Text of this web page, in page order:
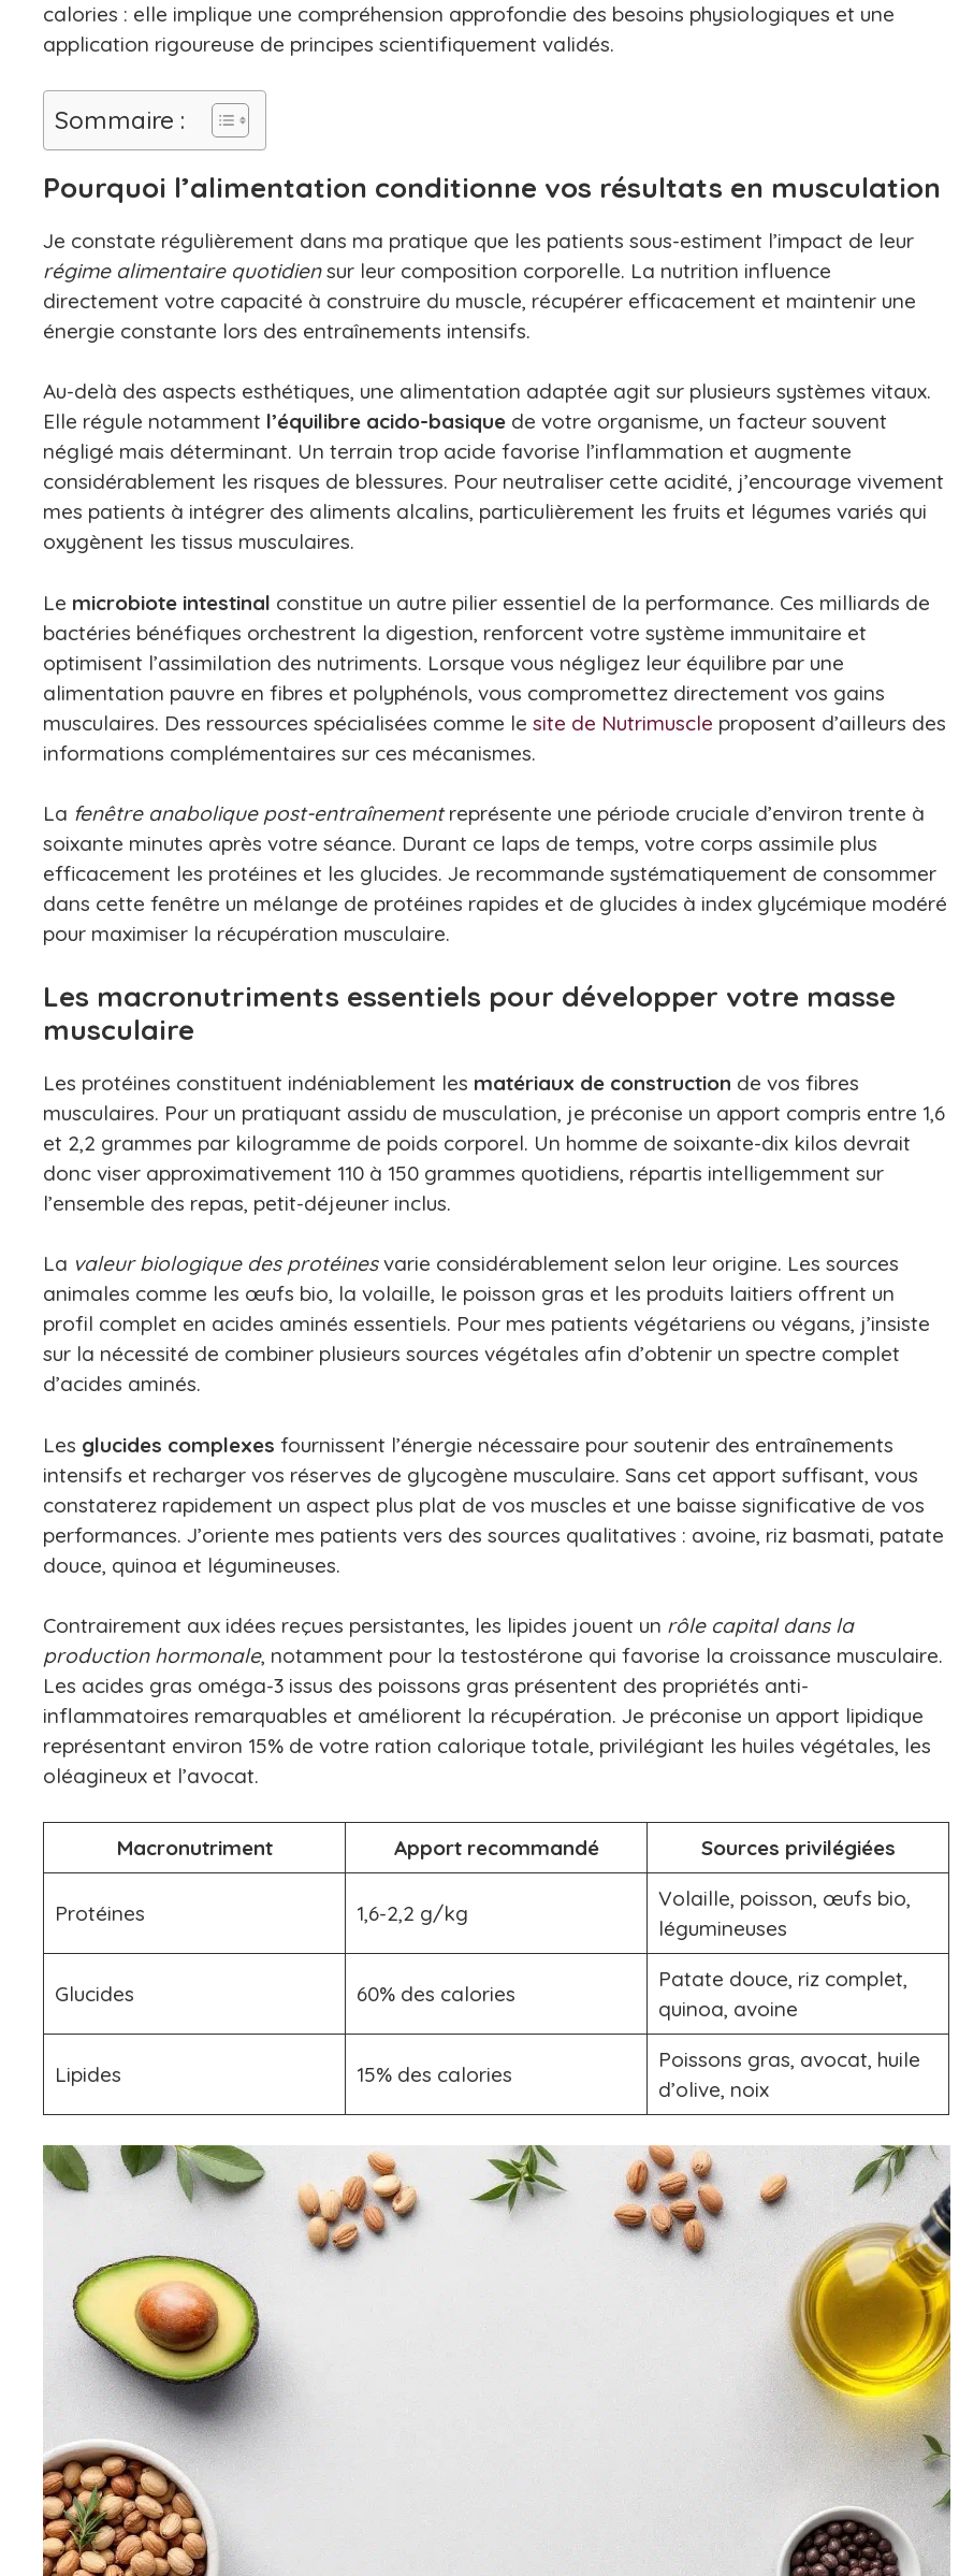
calories : elle implique une compréhension approfondie des besoins physiologiques et une
application rigoureuse de principes scientifiquement validés.
Sommaire :
Pourquoi l’alimentation conditionne vos résultats en musculation
Je constate régulièrement dans ma pratique que les patients sous-estiment l’impact de leur
régime alimentaire quotidiensur leur composition corporelle. La nutrition influence
directement votre capacité à construire du muscle, récupérer efficacement et maintenir une
énergie constante lors des entraînements intensifs.
Au-delà des aspects esthétiques, une alimentation adaptée agit sur plusieurs systèmes vitaux.
Elle régule notamment l’équilibre acido-basique de votre organisme, un facteur souvent
négligé mais déterminant. Un terrain trop acide favorise l’inflammation et augmente
considérablement les risques de blessures. Pour neutraliser cette acidité, j’encourage vivement
mes patients à intégrer des aliments alcalins, particulièrement les fruits et légumes variés qui
oxygènent les tissus musculaires.
Le microbiote intestinal constitue un autre pilier essentiel de la performance. Ces milliards de
bactéries bénéfiques orchestrent la digestion, renforcent votre système immunitaire et
optimisent l’assimilation des nutriments. Lorsque vous négligez leur équilibre par une
alimentation pauvre en fibres et polyphénols, vous compromettez directement vos gains
musculaires. Des ressources spécialisées comme le site de Nutrimuscle proposent d’ailleurs des
informations complémentaires sur ces mécanismes.
La fenêtre anabolique post-entraînementreprésente une période cruciale d’environ trente à
soixante minutes après votre séance. Durant ce laps de temps, votre corps assimile plus
efficacement les protéines et les glucides. Je recommande systématiquement de consommer
dans cette fenêtre un mélange de protéines rapides et de glucides à index glycémique modéré
pour maximiser la récupération musculaire.
Les macronutriments essentiels pour développer votre masse
musculaire
Les protéines constituent indéniablement les matériaux de construction de vos fibres
musculaires. Pour un pratiquant assidu de musculation, je préconise un apport compris entre 1,6
et 2,2 grammes par kilogramme de poids corporel. Un homme de soixante-dix kilos devrait
donc viser approximativement 110 à 150 grammes quotidiens, répartis intelligemment sur
l’ensemble des repas, petit-déjeuner inclus.
La valeur biologique des protéinesvarie considérablement selon leur origine. Les sources
animales comme les œufs bio, la volaille, le poisson gras et les produits laitiers offrent un
profil complet en acides aminés essentiels. Pour mes patients végétariens ou végans, j’insiste
sur la nécessité de combiner plusieurs sources végétales afin d’obtenir un spectre complet
d’acides aminés.
Les glucides complexes fournissent l’énergie nécessaire pour soutenir des entraînements
intensifs et recharger vos réserves de glycogène musculaire. Sans cet apport suffisant, vous
constaterez rapidement un aspect plus plat de vos muscles et une baisse significative de vos
performances. J’oriente mes patients vers des sources qualitatives : avoine, riz basmati, patate
douce, quinoa et légumineuses.
Contrairement aux idées reçues persistantes, les lipides jouent un rôle capital dans la
production hormonale, notamment pour la testostérone qui favorise la croissance musculaire.
Les acides gras oméga-3 issus des poissons gras présentent des propriétés anti-
inflammatoires remarquables et améliorent la récupération. Je préconise un apport lipidique
représentant environ 15% de votre ration calorique totale, privilégiant les huiles végétales, les
oléagineux et l’avocat.
Macronutriment Apport recommandé Sources privilégiées
Protéines 1,6-2,2 g/kg
Volaille, poisson, œufs bio,
légumineuses
Glucides 60% des calories
Patate douce, riz complet,
quinoa, avoine
Lipides 15% des calories
Poissons gras, avocat, huile
d’olive, noix